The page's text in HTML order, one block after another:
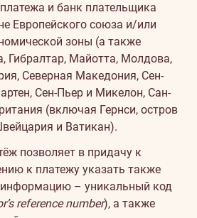
и банк плательщика
Европейского союза и/или
зоны (а также
Гибралтар, Майотта, Молдова,
Северная Македония, Сен-
Сен-Пьер и Микелон, Сан-
(включая Гернси, остров
и Ватикан).
позволяет в придачу к
к платежу указать также
– уникальный код
reference number), а также